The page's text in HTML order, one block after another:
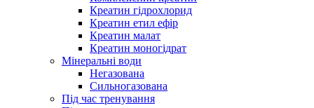
Креатин гідрохлорид
Креатин етил ефір
Креатин малат
Креатин моногідрат
Мінеральні води
Негазована
Сильногазована
Під час тренування